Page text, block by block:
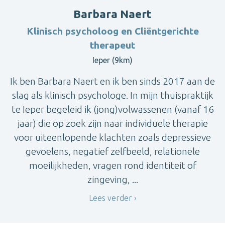
Barbara Naert
Klinisch psycholoog en Cliëntgerichte
therapeut
Ieper (9km)
Ik ben Barbara Naert en ik ben sinds 2017 aan de
slag als klinisch psychologe. In mijn thuispraktijk
te Ieper begeleid ik (jong)volwassenen (vanaf 16
jaar) die op zoek zijn naar individuele therapie
voor uiteenlopende klachten zoals depressieve
gevoelens, negatief zelfbeeld, relationele
moeilijkheden, vragen rond identiteit of
zingeving, ...
Lees verder